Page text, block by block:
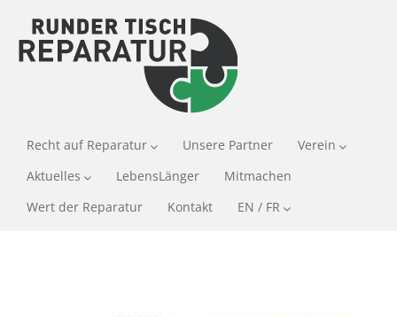
Recht auf Reparatur Unsere Partner
Verein
Aktuelles
LebensLänger
Mitmachen
Wert der Reparatur
Kontakt EN / FR